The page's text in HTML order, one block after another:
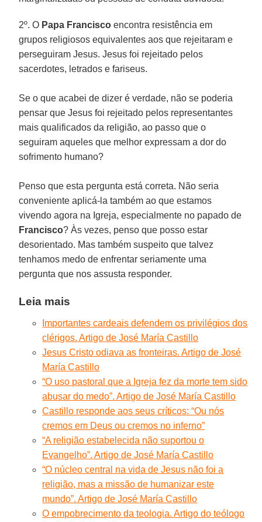
2º. O Papa Francisco encontra resistência em
grupos religiosos equivalentes aos que rejeitaram e
perseguiram Jesus. Jesus foi rejeitado pelos
sacerdotes, letrados e fariseus.
Se o que acabei de dizer é verdade, não se poderia
pensar que Jesus foi rejeitado pelos representantes
mais qualificados da religião, ao passo que o
seguiram aqueles que melhor expressam a dor do
sofrimento humano?
Penso que esta pergunta está correta. Não seria
conveniente aplicá-la também ao que estamos
vivendo agora na Igreja, especialmente no papado de
Francisco? Às vezes, penso que posso estar
desorientado. Mas também suspeito que talvez
tenhamos medo de enfrentar seriamente uma
pergunta que nos assusta responder.
Leia mais
Importantes cardeais defendem os privilégios dos
clérigos. Artigo de José María Castillo
Jesus Cristo odiava as fronteiras. Artigo de José
María Castillo
“O uso pastoral que a Igreja fez da morte tem sido
abusar do medo”. Artigo de José María Castillo
Castillo responde aos seus críticos: “Ou nós
cremos em Deus ou cremos no inferno”
“A religião estabelecida não suportou o
Evangelho”. Artigo de José María Castillo
“O núcleo central na vida de Jesus não foi a
religião, mas a missão de humanizar este
mundo”. Artigo de José María Castillo
O empobrecimento da teologia. Artigo do teólogo